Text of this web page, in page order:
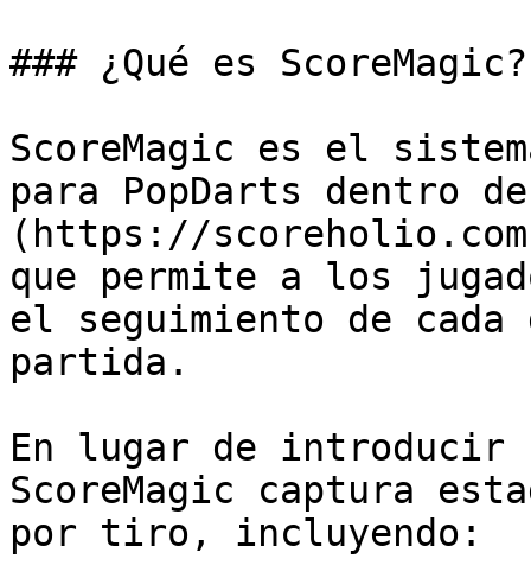
### ¿Qué es ScoreMagic?
ScoreMagic es el
para PopDarts dentro
(https://
que permite a los
el seguimiento de cada
partida.
En lugar de
ScoreMagic captura
por tiro, incluyendo: